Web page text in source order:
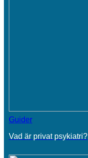
Guider
Vad är privat psykiatri?